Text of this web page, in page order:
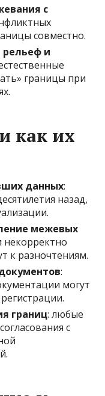
с
совместно.
рельеф и
границы при
как их
данных:
назад,
межевых
к разночтениям.
:
могут
границ: любые
с